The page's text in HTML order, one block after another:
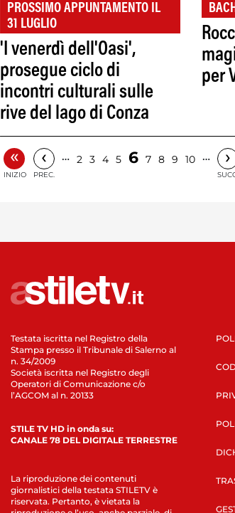
PROSSIMO APPUNTAMENTO IL
31 LUGLIO
'I venerdì dell'Oasi',
prosegue ciclo di
incontri culturali sulle
rive del lago di Conza
per
«
INIZIO
‹
PREC.
… 2 3 4 5 6 7 8 9 10 … ›
Testata iscritta nel Registro della
Stampa presso il Tribunale di Salerno al
n. 34/2009
Società iscritta nel Registro degli
Operatori di Comunicazione c/o
l’AGCOM al n. 20133
STILE TV HD in onda su:
CANALE 78 DEL DIGITALE TERRESTRE
La riproduzione dei contenuti
giornalistici della testata STILETV è
riservata. Pertanto, è vietata la